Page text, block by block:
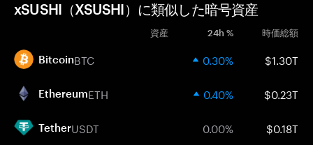
xSUSHI（XSUSHI）に類似した暗号資産
資産 24h % 時価総額
BitcoinBTC 0.30% $1.30T
EthereumETH 0.40% $0.23T
TetherUSDT 0.00% $0.18T